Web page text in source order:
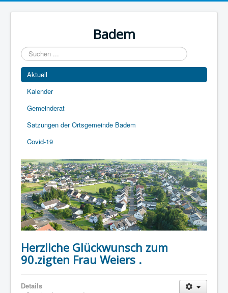
Badem
Suchen
...
Aktuell
Kalender
Gemeinderat
Satzungen der Ortsgemeinde Badem
Covid-19
Herzliche Glückwunsch zum
90.zigten Frau Weiers .
Details